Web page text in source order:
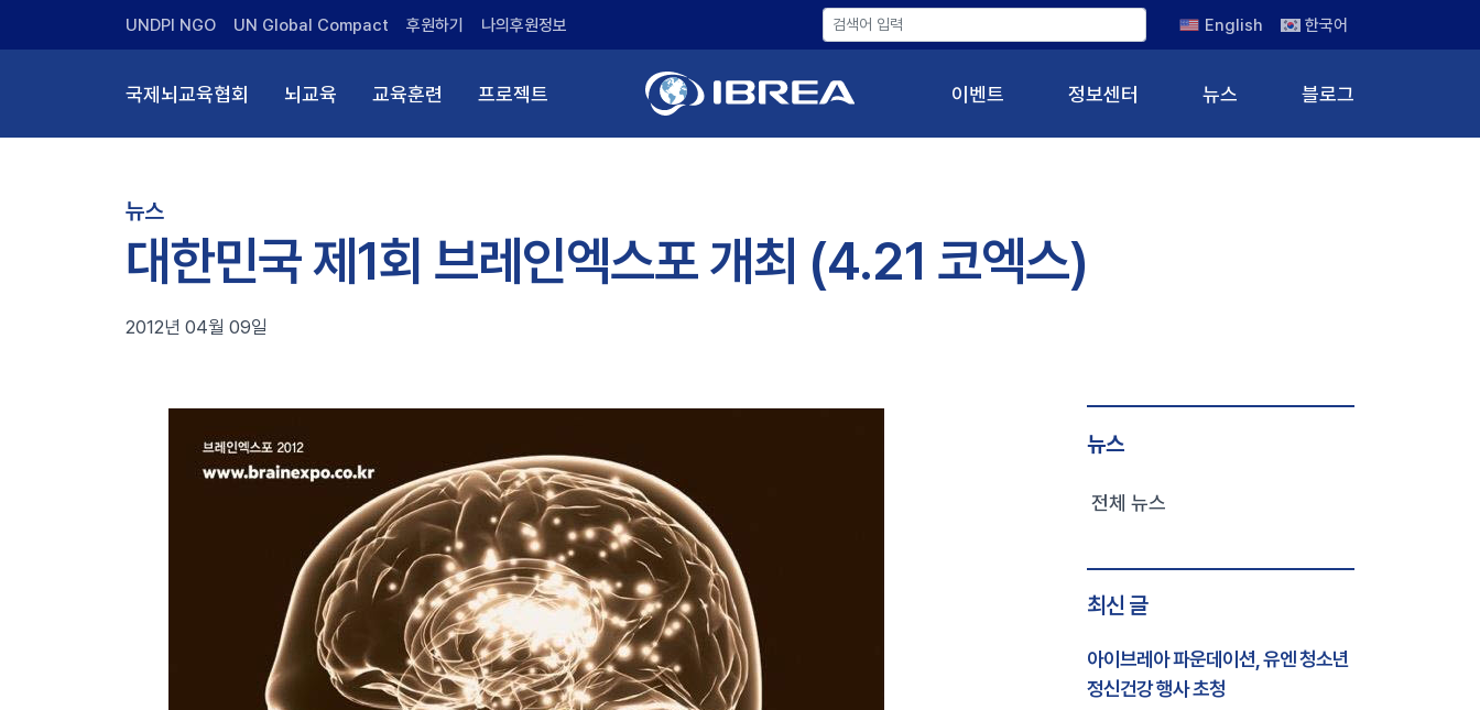
UNDPI NGO UN Global Compact 후원하기 나의후원정보 English 한국어
국제뇌교육협회 뇌교육 교육훈련 프로젝트 이벤트 정보센터 뉴스 블로그
뉴스
대한민국 제1회 브레인엑스포 개최 (4.21 코엑스)
2012년 04월 09일
뉴스
전체 뉴스
최신 글
아이브레아 파운데이션, 유엔 청소년
정신건강 행사 초청